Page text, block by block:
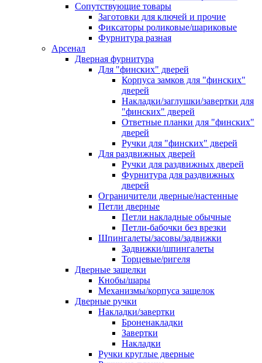
Сопутствующие товары
Заготовки для ключей и прочие
Фиксаторы роликовые/шариковые
Фурнитура разная
Арсенал
Дверная фурнитура
Для "финских" дверей
Корпуса замков для "финских"
дверей
Накладки/заглушки/завертки для
"финских" дверей
Ответные планки для "финских"
дверей
Ручки для "финских" дверей
Для раздвижных дверей
Ручки для раздвижных дверей
Фурнитура для раздвижных
дверей
Ограничители дверные/настенные
Петли дверные
Петли накладные обычные
Петли-бабочки без врезки
Шпингалеты/засовы/задвижки
Задвижки/шпингалеты
Торцевые/ригеля
Дверные защелки
Кнобы/шары
Механизмы/корпуса защелок
Дверные ручки
Накладки/завертки
Броненакладки
Завертки
Накладки
Ручки круглые дверные